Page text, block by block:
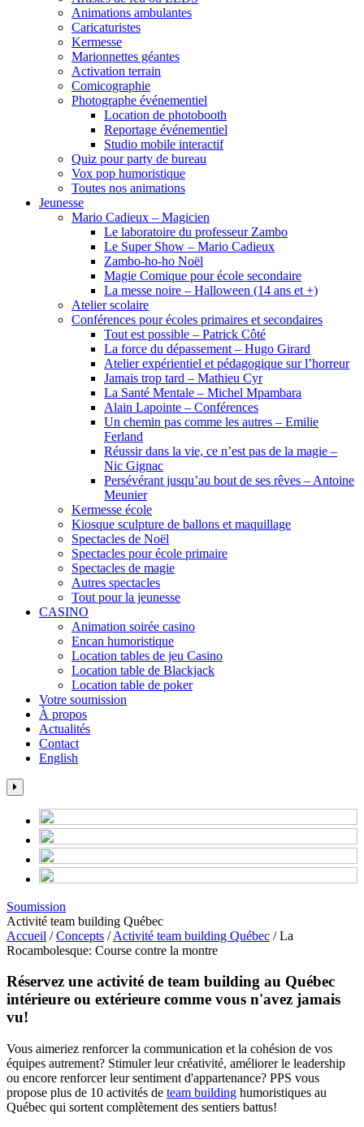
Animations ambulantes
Caricaturistes
Kermesse
Marionnettes géantes
Activation terrain
Comicographie
Photographe événementiel
Location de photobooth
Reportage événementiel
Studio mobile interactif
Quiz pour party de bureau
Vox pop humoristique
Toutes nos animations
Jeunesse
Mario Cadieux – Magicien
Le laboratoire du professeur Zambo
Le Super Show – Mario Cadieux
Zambo-ho-ho Noël
Magie Comique pour école secondaire
La messe noire – Halloween (14 ans et +)
Atelier scolaire
Conférences pour écoles primaires et secondaires
Tout est possible – Patrick Côté
La force du dépassement – Hugo Girard
Atelier expérientiel et pédagogique sur l’horreur
Jamais trop tard – Mathieu Cyr
La Santé Mentale – Michel Mpambara
Alain Lapointe – Conférences
Un chemin pas comme les autres – Emilie
Ferland
Réussir dans la vie, ce n’est pas de la magie –
Nic Gignac
Persévérant jusqu’au bout de ses rêves – Antoine
Meunier
Kermesse école
Kiosque sculpture de ballons et maquillage
Spectacles de Noël
Spectacles pour école primaire
Spectacles de magie
Autres spectacles
Tout pour la jeunesse
CASINO
Animation soirée casino
Encan humoristique
Location tables de jeu Casino
Location table de Blackjack
Location table de poker
Votre soumission
À propos
Actualités
Contact
English
Soumission
Activité team building Québec
Accueil /Concepts /Activité team building Québec /La
Rocambolesque: Course contre la montre
Réservez une activité de team building au Québec
intérieure ou extérieure comme vous n'avez jamais
vu!
Vous aimeriez renforcer la communication et la cohésion de vos
équipes autrement? Stimuler leur créativité, améliorer le leadership
ou encore renforcer leur sentiment d'appartenance? PPS vous
propose plus de 10 activités de team building humoristiques au
Québec qui sortent complètement des sentiers battus!